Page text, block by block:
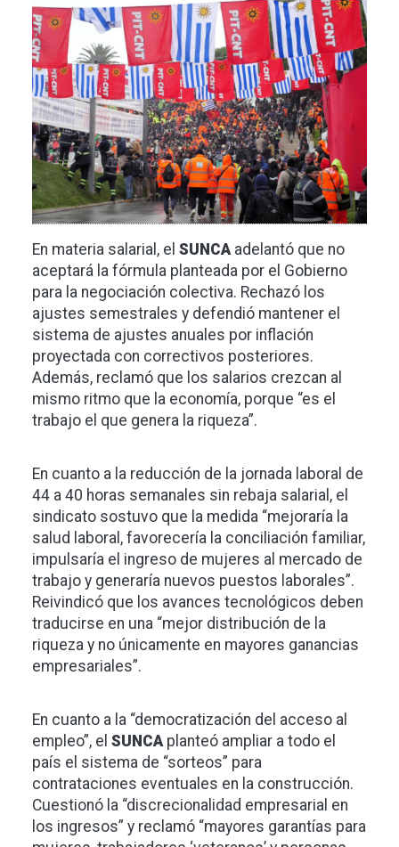
Imagen
En materia salarial, el SUNCA adelantó que no
aceptará la fórmula planteada por el Gobierno
para la negociación colectiva. Rechazó los
ajustes semestrales y defendió mantener el
sistema de ajustes anuales por inflación
proyectada con correctivos posteriores.
Además, reclamó que los salarios crezcan al
mismo ritmo que la economía, porque “es el
trabajo el que genera la riqueza”.
En cuanto a la reducción de la jornada laboral de
44 a 40 horas semanales sin rebaja salarial, el
sindicato sostuvo que la medida “mejoraría la
salud laboral, favorecería la conciliación familiar,
impulsaría el ingreso de mujeres al mercado de
trabajo y generaría nuevos puestos laborales”.
Reivindicó que los avances tecnológicos deben
traducirse en una “mejor distribución de la
riqueza y no únicamente en mayores ganancias
empresariales”.
En cuanto a la “democratización del acceso al
empleo”, el SUNCA planteó ampliar a todo el
país el sistema de “sorteos” para
contrataciones eventuales en la construcción.
Cuestionó la “discrecionalidad empresarial en
los ingresos” y reclamó “mayores garantías para